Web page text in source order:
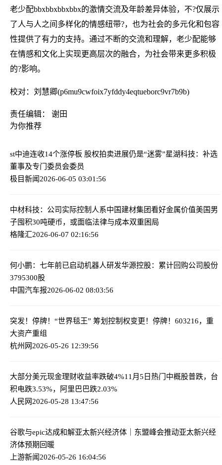
老少配bbxbbxbbxbbx的激情交流及年龄差异体验，不?仅展示
了人与人之间多样化的情感纽带?，也为社会的多元化和包容
性提供了有力的支持。通过不断的交流和理解，老少配能够
在情感和文化上实现更高层次的融合，为社会带来更多积极
的?影响。
校对：刘慧卿(p6mu9cwfoix7yfddy4eqtueborc9vr7b9b)
责任编辑： 谢田
为你推荐
st中迪连收14个涨停板 股权拍卖进展仍是“迷雾”星湖科技：补选
董事及专门委员会委员
极目新闻2026-06-05 03:01:56
中材科技：公司实际控制人系中国建材集团看好金属价值美国男
子囤积30吨硬币，或面临法律与成本双重困局
格隆汇2026-06-07 02:16:56
何小鹏：七年前已启动机器人研发华源控股：累计回购公司股份
3795300股
中国汽车报2026-06-02 08:03:56
突发！停牌！“世界毯王” 筹划控制权变更！ 停牌！603216，重
大资产重组
杭州网2026-05-26 12:39:56
大部分美元现金理财收益率跌破4%11月5日热门中概股普跌，台
积电跌3.53%，阿里巴巴跌2.03%
人民网2026-05-28 13:47:56
谷歌与epic达成和解亚太新兴经济体｜东盟峰会推动亚太新兴经
济体预期回暖
上游新闻2026-05-26 16:04:56